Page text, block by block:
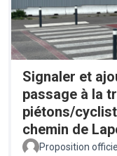
Signaler et
passage à la
piétons/
chemin de
Proposition